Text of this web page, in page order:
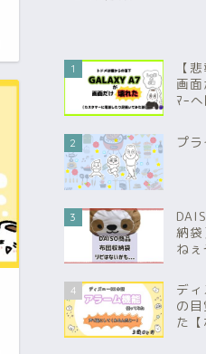
1
【
画
ﾏｰ
2 プ
3
納
ね
4
デ
の
た【